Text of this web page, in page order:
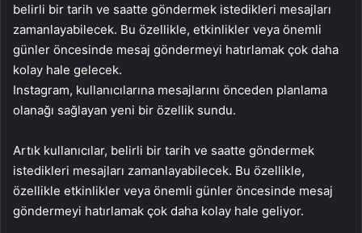
belirli bir tarih ve saatte göndermek istedikleri mesajları
zamanlayabilecek. Bu özellikle, etkinlikler veya önemli
günler öncesinde mesaj göndermeyi hatırlamak çok daha
kolay hale gelecek.
Instagram, kullanıcılarına mesajlarını önceden planlama
olanağı sağlayan yeni bir özellik sundu.
Artık kullanıcılar, belirli bir tarih ve saatte göndermek
istedikleri mesajları zamanlayabilecek. Bu özellikle,
özellikle etkinlikler veya önemli günler öncesinde mesaj
göndermeyi hatırlamak çok daha kolay hale geliyor.